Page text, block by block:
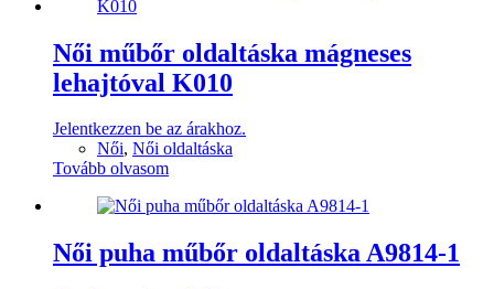
Női műbőr oldaltáska mágneses
lehajtóval K010
Jelentkezzen be az árakhoz.
Női, Női oldaltáska
Tovább olvasom
Női puha műbőr oldaltáska A9814-1